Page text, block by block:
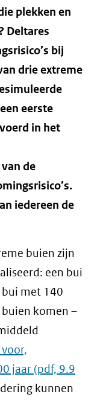
plekken en
Deltares
bij
drie extreme
eerste
in het
de
iedereen de
buien zijn
een bui
met 140
komen –
jaar (pdf, 9.9
kunnen